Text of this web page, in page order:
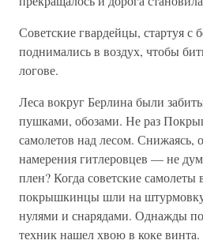
Советские гвардейцы, стартуя с
поднимались в воздух, чтобы
логове.
Леса вокруг Берлина были
пушками, обозами. Не раз
самолетов над лесом. Снижаясь,
намерения гитлеровцев — не
плен? Когда советские самолеты
покрышкинцы шли на
нулями и снарядами. Однажды
техник нашел хвою в коке